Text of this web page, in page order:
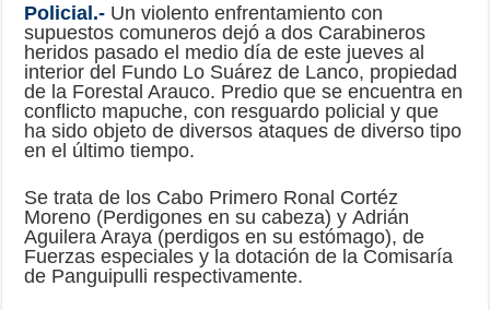
Policial.- Un violento enfrentamiento con
supuestos comuneros dejó a dos Carabineros
heridos pasado el medio día de este jueves al
interior del Fundo Lo Suárez de Lanco, propiedad
de la Forestal Arauco. Predio que se encuentra en
conflicto mapuche, con resguardo policial y que
ha sido objeto de diversos ataques de diverso tipo
en el último tiempo.
Se trata de los Cabo Primero Ronal Cortéz
Moreno (Perdigones en su cabeza) y Adrián
Aguilera Araya (perdigos en su estómago), de
Fuerzas especiales y la dotación de la Comisaría
de Panguipulli respectivamente.